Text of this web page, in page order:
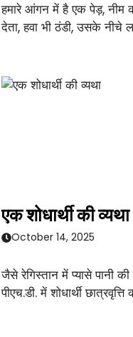
हमारे आंगन में है एक पेड़, नीम
देता, हवा भी ठंडी, उसके नीचे
एक शोधार्थी की व्यथा
October 14, 2025
जैसे रेगिस्तान में प्यासे पानी
पीएच.डी. में शोधार्थी